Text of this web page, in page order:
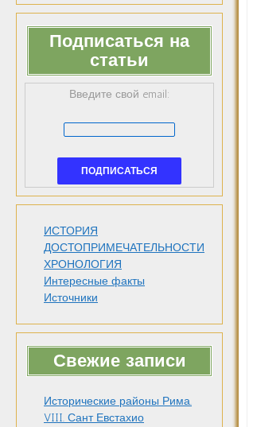
Подписаться на
статьи
Введите свой email:
ИСТОРИЯ
ДОСТОПРИМЕЧАТЕЛЬНОСТИ
ХРОНОЛОГИЯ
Интересные факты
Источники
Свежие записи
Исторические районы Рима.
VIII. Сант Евстахио